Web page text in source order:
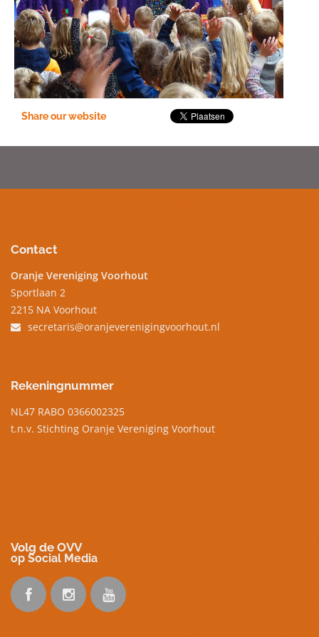
Share our website
Contact
Oranje Vereniging Voorhout
Sportlaan 2
2215 NA Voorhout
secretaris@oranjeverenigingvoorhout.nl
Rekeningnummer
NL47 RABO 0366002325
t.n.v. Stichting Oranje Vereniging Voorhout
Volg de OVV
op Social Media